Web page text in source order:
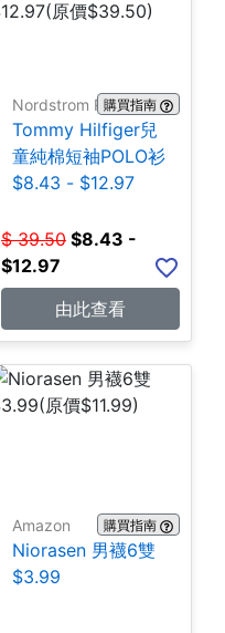
Nordstrom Rack購買指南
Tommy Hilfiger兒
童純棉短袖POLO衫
$8.43 - $12.97
$ 39.50 $8.43 -
$12.97
由此查看
Amazon 購買指南
Niorasen 男襪6雙
$3.99